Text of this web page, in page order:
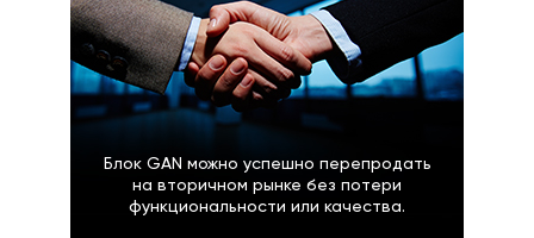
Блок GAN можно успешно перепродать
на вторичном рынке без потери
функциональности или качества.